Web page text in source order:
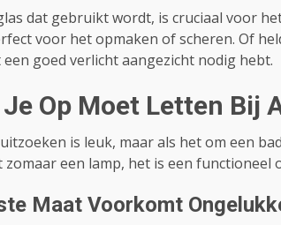
dat gebruikt wordt, is cruciaal voor
voor het opmaken of scheren. Of
een goed verlicht aangezicht nodig hebt.
Op Moet Letten Bij
is leuk, maar als het om een
zomaar een lamp, het is een functioneel
Maat Voorkomt